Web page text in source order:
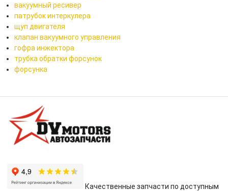
вакуумный ресивер
патрубок интеркулера
щуп двигателя
клапан вакуумного управления
гофра инжектора
трубка обратки форсунок
форсунка
Качественные запчасти по доступным